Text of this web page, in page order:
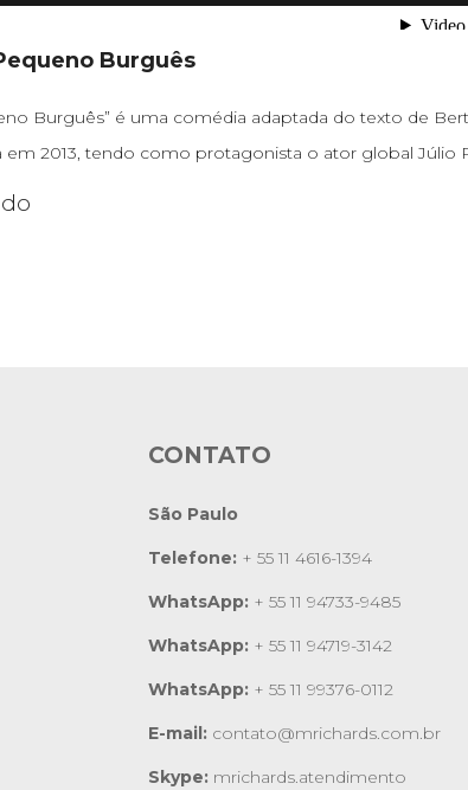
Burguês
Burguês” é uma comédia adaptada do texto de
em 2013, tendo como protagonista o ator global Júlio
CONTATO
São Paulo
Telefone: + 55 11 4616-1394
WhatsApp: + 55 11 94733-9485
WhatsApp: + 55 11 94719-3142
WhatsApp: + 55 11 99376-0112
E-mail: contato@mrichards.com.br
Skype: mrichards.atendimento